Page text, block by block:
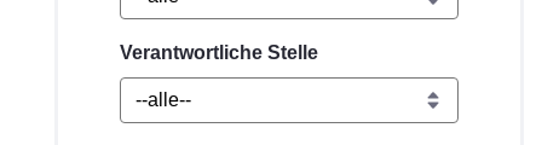
Verantwortliche Stelle